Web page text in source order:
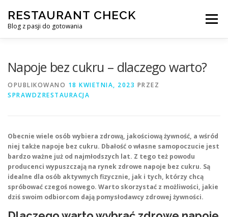
treści
RESTAURANT CHECK
Blog z pasji do gotowania
Menu
Napoje bez cukru – dlaczego warto?
OPUBLIKOWANO 18 KWIETNIA, 2023 PRZEZ
SPRAWDZRESTAURACJA
Obecnie wiele osób wybiera zdrową, jakościową żywność, a wśród
niej także napoje bez cukru. Dbałość o własne samopoczucie jest
bardzo ważne już od najmłodszych lat. Z tego też powodu
producenci wypuszczają na rynek zdrowe napoje bez cukru. Są
idealne dla osób aktywnych fizycznie, jak i tych, którzy chcą
spróbować czegoś nowego. Warto skorzystać z możliwości, jakie
dziś swoim odbiorcom dają pomysłodawcy zdrowej żywności.